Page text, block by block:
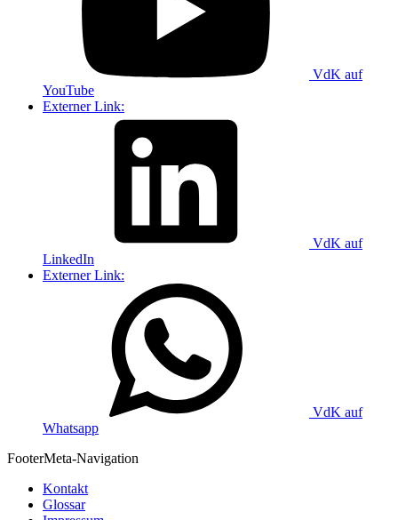
VdK auf
YouTube
Externer Link:
VdK auf
LinkedIn
Externer Link:
VdK auf
Whatsapp
FooterMeta-Navigation
Kontakt
Glossar